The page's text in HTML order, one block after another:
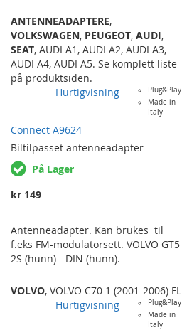
av originalradio. Leveres med både
smal og bred 2 x fakra-løsning.
Fungerer på alle bilmerker hvor
originalantenne krever 12v fantom-
strøm uavhengig av de to fakra-
kontaktenes plassering på den
originale radioen.
ANTENNEADAPTERE,
VOLKSWAGEN, PEUGEOT, AUDI,
SEAT, AUDI A1 , AUDI A2, AUDI A3,
AUDI A4, AUDI A5. Se komplett liste
på produktsiden.
Hurtigvisning
Plug&Play
Made in
Italy
Connect A9624
Biltilpasset antenneadapter
På Lager
kr 149
Antenneadapter. Kan brukes til
f.eks FM-modulatorsett. VOLVO GT5
2S (hunn) - DIN (hunn).
VOLVO, VOLVO C70 1 (2001-2006) FL
Hurtigvisning
Plug&Play
Made in
Italy